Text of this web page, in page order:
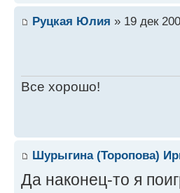
Руцкая Юлия » 19 дек
Все хорошо!
Шурыгина (Торопова)
Да наконец-то я